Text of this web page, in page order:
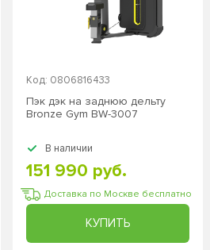
Код: 0806816433
Пэк дэк на заднюю дельту
Bronze Gym BW-3007
В наличии
Доставка по Москве бесплатно
151 990 руб.
КУПИТЬ